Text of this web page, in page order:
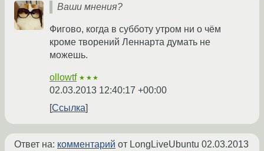
Ваши мнения?
Фигово, когда в субботу утром ни о чём
кроме творений Леннарта думать не
можешь.
ollowtf ★★★
02.03.2013 12:40:17 +00:00
Ссылка
Ответ на: комментарий от LongLiveUbuntu 02.03.2013